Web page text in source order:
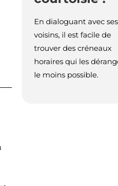
En dialoguant avec ses
voisins, il est facile de
trouver des créneaux
horaires qui les
le moins possible.